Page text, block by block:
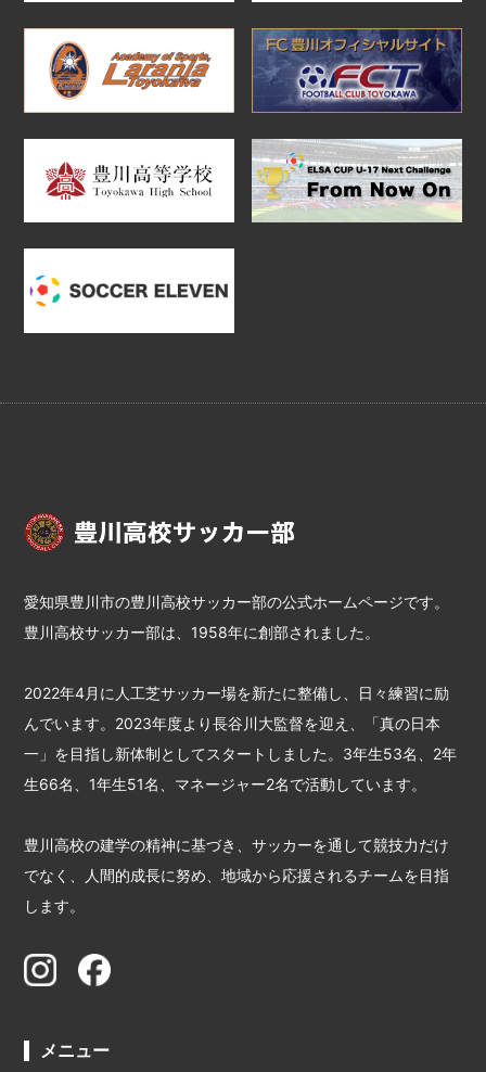
愛知県豊川市の豊川高校サッカー部の公式ホームページです。
豊川高校サッカー部は、1958年に創部されました。
2022年4月に人工芝サッカー場を新たに整備し、日々練習に励
んでいます。2023年度より長谷川大監督を迎え、「真の日本
一」を目指し新体制としてスタートしました。3年生53名、2年
生66名、1年生51名、マネージャー2名で活動しています。
豊川高校の建学の精神に基づき、サッカーを通して競技力だけ
でなく、人間的成長に努め、地域から応援されるチームを目指
します。
メニュー